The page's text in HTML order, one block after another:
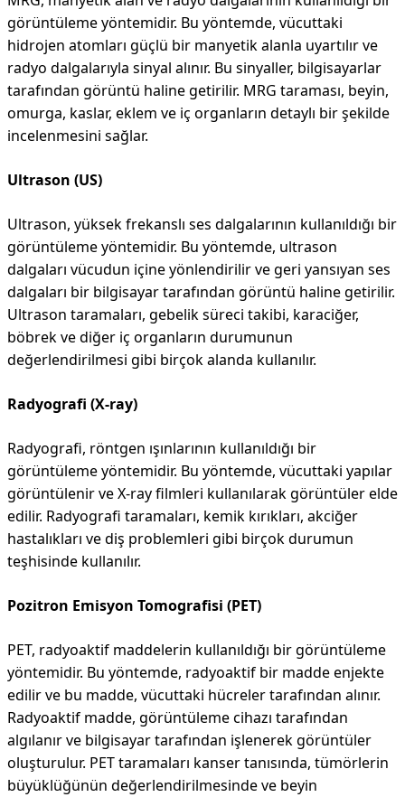
görüntüleme yöntemidir. Bu yöntemde, vücuttaki
hidrojen atomları güçlü bir manyetik alanla uyartılır ve
radyo dalgalarıyla sinyal alınır. Bu sinyaller, bilgisayarlar
tarafından görüntü haline getirilir. MRG taraması, beyin,
omurga, kaslar, eklem ve iç organların detaylı bir şekilde
incelenmesini sağlar.
Ultrason (US)
Ultrason, yüksek frekanslı ses dalgalarının kullanıldığı bir
görüntüleme yöntemidir. Bu yöntemde, ultrason
dalgaları vücudun içine yönlendirilir ve geri yansıyan ses
dalgaları bir bilgisayar tarafından görüntü haline getirilir.
Ultrason taramaları, gebelik süreci takibi, karaciğer,
böbrek ve diğer iç organların durumunun
değerlendirilmesi gibi birçok alanda kullanılır.
Radyografi (X-ray)
Radyografi, röntgen ışınlarının kullanıldığı bir
görüntüleme yöntemidir. Bu yöntemde, vücuttaki yapılar
görüntülenir ve X-ray filmleri kullanılarak görüntüler elde
edilir. Radyografi taramaları, kemik kırıkları, akciğer
hastalıkları ve diş problemleri gibi birçok durumun
teşhisinde kullanılır.
Pozitron Emisyon Tomografisi (PET)
PET, radyoaktif maddelerin kullanıldığı bir görüntüleme
yöntemidir. Bu yöntemde, radyoaktif bir madde enjekte
edilir ve bu madde, vücuttaki hücreler tarafından alınır.
Radyoaktif madde, görüntüleme cihazı tarafından
algılanır ve bilgisayar tarafından işlenerek görüntüler
oluşturulur. PET taramaları kanser tanısında, tümörlerin
büyüklüğünün değerlendirilmesinde ve beyin